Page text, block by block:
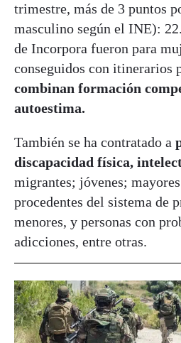
trimestre, más de 3 puntos
masculino según el INE):
de Incorpora fueron para
conseguidos con itinerarios
combinan formación
autoestima.
También se ha contratado a
discapacidad física,
migrantes; jóvenes;
procedentes del sistema de
menores, y personas con
adicciones, entre otras.